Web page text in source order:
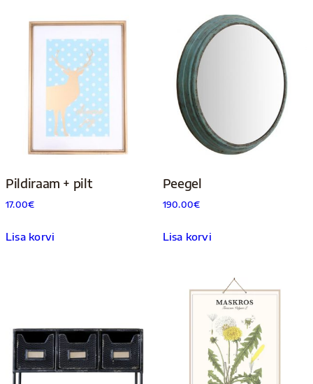
Pildiraam + pilt
17.00€
Lisa korvi
Peegel
190.00€
Lisa korvi